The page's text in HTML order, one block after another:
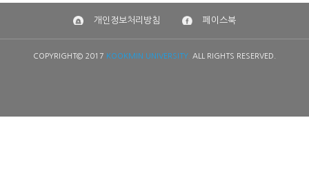
개인정보처리방침 페이스북
COPYRIGHT© 2017 KOOKMIN UNIVERSITY. ALL RIGHTS RESERVED.